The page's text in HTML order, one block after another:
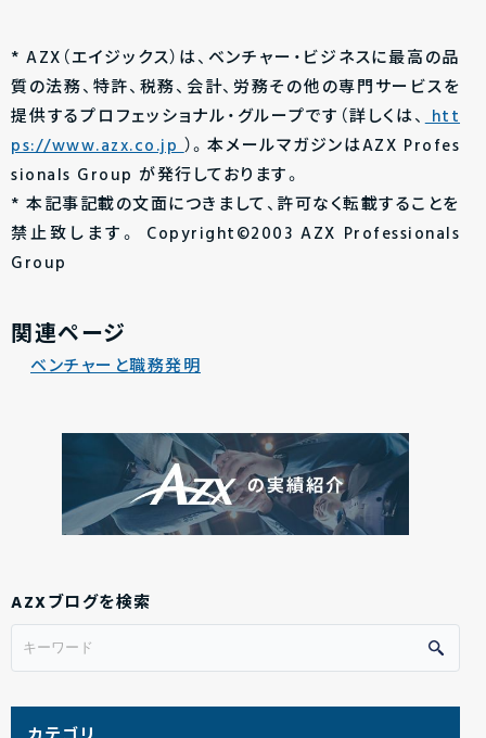
* AZX（エイジックス）は、ベンチャー・ビジネスに最高の品
質の法務、特許、税務、会計、労務その他の専門サービスを
提供するプロフェッショナル・グループです（詳しくは、htt
ps://www.azx.co.jp）。本メールマガジンはAZX Profes
sionals Group が発行しております。
* 本記事記載の文面につきまして、許可なく転載することを
禁止致します。 Copyright©2003 AZX Professionals
Group
関連ページ
ベンチャーと職務発明
AZXブログを検索